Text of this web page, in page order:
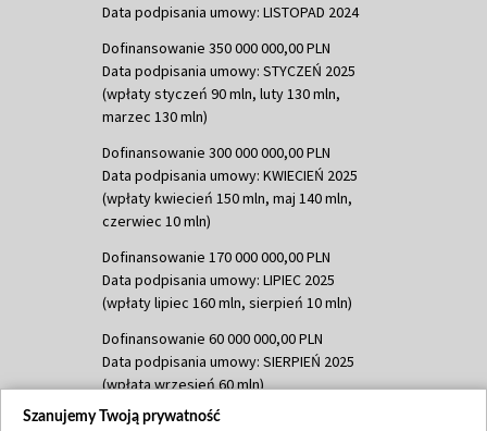
Data podpisania umowy: LISTOPAD 2024
Dofinansowanie 350 000 000,00 PLN
Data podpisania umowy: STYCZEŃ 2025
(wpłaty styczeń 90 mln, luty 130 mln,
marzec 130 mln)
Dofinansowanie 300 000 000,00 PLN
Data podpisania umowy: KWIECIEŃ 2025
(wpłaty kwiecień 150 mln, maj 140 mln,
czerwiec 10 mln)
Dofinansowanie 170 000 000,00 PLN
Data podpisania umowy: LIPIEC 2025
(wpłaty lipiec 160 mln, sierpień 10 mln)
Dofinansowanie 60 000 000,00 PLN
Data podpisania umowy: SIERPIEŃ 2025
(wpłata wrzesień 60 mln)
Dofinansowanie 635 783 051,21 PLN
Szanujemy Twoją prywatność